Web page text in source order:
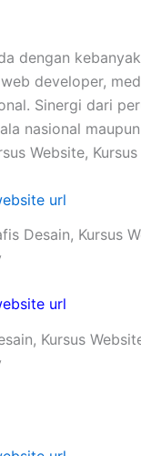
dengan
developer,
Sinergi dari
nasional
Website, Kursus
Desain, Kursus
Kursus